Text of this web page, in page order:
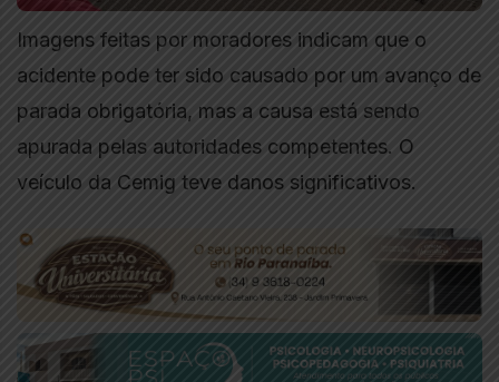
Imagens feitas por moradores indicam que o
acidente pode ter sido causado por um avanço de
parada obrigatória, mas a causa está sendo
apurada pelas autoridades competentes. O
veículo da Cemig teve danos significativos.